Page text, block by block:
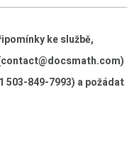
ke službě,
contact@docsmath.com)
503-849-7993) a požádat